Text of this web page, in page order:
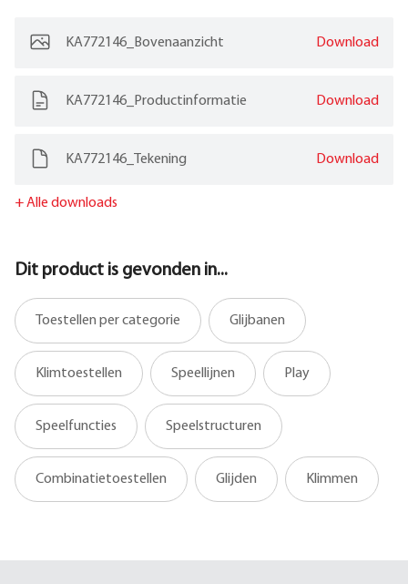
KA772146_Bovenaanzicht Download
KA772146_Productinformatie Download
KA772146_Tekening Download
+Alle downloads
Dit product is gevonden in...
Toestellen per categorie Glijbanen
Klimtoestellen Speellijnen Play
Speelfuncties Speelstructuren
Combinatietoestellen Glijden Klimmen